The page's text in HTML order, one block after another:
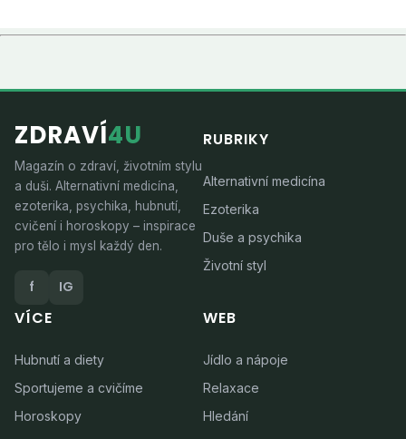
ZDRAVÍ4U
Magazín o zdraví, životním stylu
a duši. Alternativní medicína,
ezoterika, psychika, hubnutí,
cvičení i horoskopy – inspirace
pro tělo i mysl každý den.
f IG
RUBRIKY
Alternativní medicína
Ezoterika
Duše a psychika
Životní styl
VÍCE
Hubnutí a diety
Sportujeme a cvičíme
Horoskopy
WEB
Jídlo a nápoje
Relaxace
Hledání